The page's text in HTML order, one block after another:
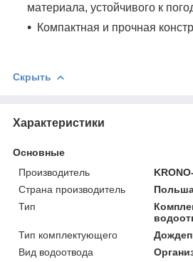
материала, устойчивого к
Компактная и прочная
Скрыть
Характеристики
Основные
Производитель
Страна производитель
Тип
Тип комплектующего
Вид водоотвода